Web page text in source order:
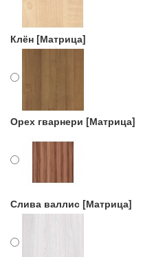
Клён [Матрица]
Орех гварнери [Матрица]
Слива валлис [Матрица]